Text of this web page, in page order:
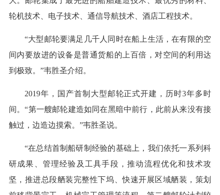
轮机技术、电子技术、通信导航技术、酒店工程技术。
“大型邮轮要满足几千人同时在船上生活，在有限的空
间内要放进的设备是普通货船的上百倍，对空间的利用达
到极致。”韦胜圣介绍。
2019年，国产首制大型邮轮正式开建，历时3年多时
间。“第一艘邮轮建造如同在黑暗中前行，此前从来没有接
触过，边造边摸索。”韦胜圣说。
“在总结首制船研制经验的基础上，我们依托一系列科
研成果、管理经验及工具手段，推动流程优化和技术攻
坚，推进总段舾装完整性下坞、快速开展区域舾装，策划